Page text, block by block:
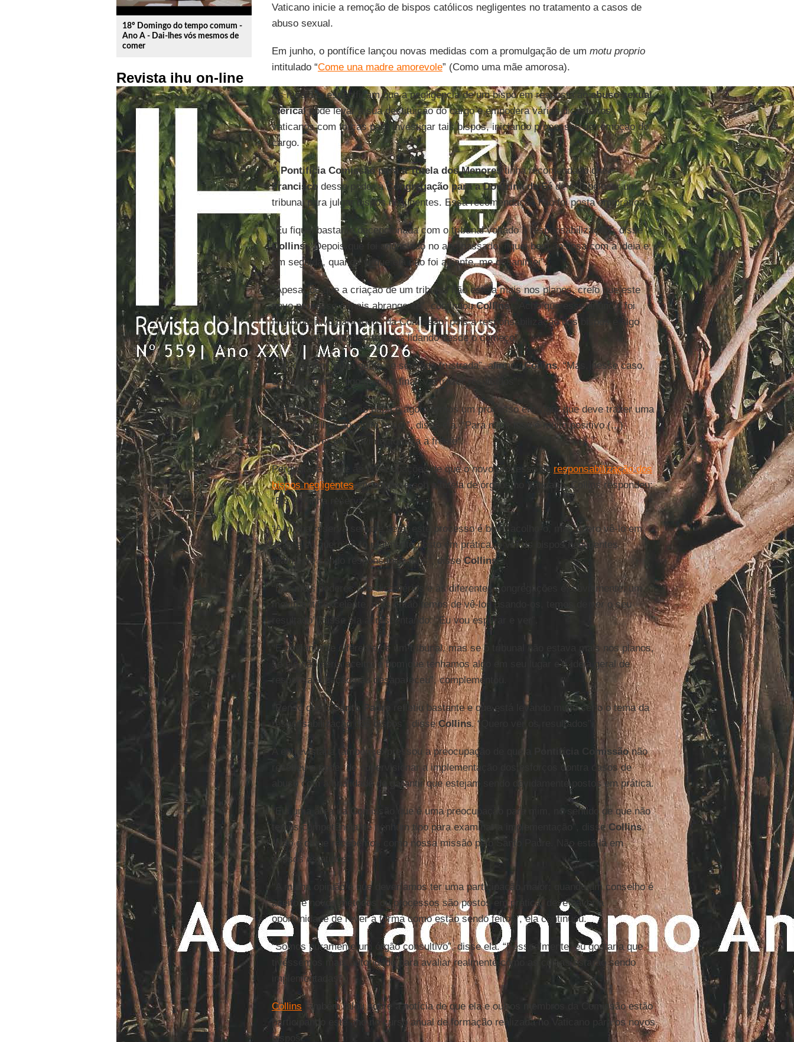
18º Domingo do tempo comum -
Ano A - Dai-lhes vós mesmos de
comer
Revista ihu on-line
Vaticano inicie a remoção de bispos católicos negligentes no tratamento a casos de
abuso sexual.
Em junho, o pontífice lançou novas medidas com a promulgação de um motu proprio
intitulado “Come una madre amorevole” (Como uma mãe amorosa).
As medidas especificam que a negligência de um bispo em resposta aoabuso sexual
clericalpode levar a sua destituição do cargo e empodera vários dicastérios
vaticanos com forças para investigar tais bispos, iniciando processos de remoção do
cargo.
APontifícia Comissão para a Tutela dos Menorestinha recomendado que
Franciscodesse poder àCongregação para a Doutrina da Féde estabelecer um
tribunal para julgar bispos negligentes. Essa recomendação não foi posta em prática.
“Eu fiquei bastante decepcionada com o tribunal voltado à responsabilização”, disse
Collins. “Depois que foi anunciado no ano passado, fiquei bem ansiosa com a ideia e,
em seguida, quando vi que ela não foi adiante, me desanimei”.
“Apesar de que a criação de um tribunal não esteja mais nos planos, creio que este
novo processo é mais abrangente”, continuouCollins. “Acho que esse anúncio foi
muito positivo para todos da Comissão, pois a responsabilização dos bispos é algo
que dissemos que estaríamos lidando desde o começo”.
“Sei que tem muita gente se sentindo frustrada”, afirmouCollins. “Mas, nesse caso,
estamos vendo algo que, no final, vai trazer resultados”.
“Demos conselhos ao papa e agora temos um processo em vigor que deve trazer uma
responsabilização muito maior”, disse ela. “Para mim, isso é muito positivo (...)
Podemos ver um movimento para a frente”.
Perguntada sobre as preocupações de que o novo processo de responsabilização dos
bispos negligentesencontra-se sob a tutela de órgãos no Vaticano, Collins respondeu:
“Eis a minha reserva”.
“A minha reserva sempre será: este processo é bom, acolho-o, mas quero vê-lo em
ação e eu quero vê-lo realmente posto em prática, e ver os bispos negligentes
realmente sendo responsabilizados”, disseCollins.
“Dar mais poderes aos dicastérios e às diferentes congregações é, obviamente, um
movimento excelente, mas então temos de vê-los usando-os, temos de ver o seu
resultado”, disse ela acrescentando: “Eu vou esperar e ver”.
“É obviamente diferente de um tribunal, mas se o tribunal não estava mais nos planos,
se ele não seria aceito, é bom que tenhamos algo em seu lugar e a ideia geral de
responsabilização não desapareceu”, complementou.
“Penso que oSanto Padre
refletiu bastante e que está levando muito sério o tema da
responsabilização dos bispos”, disseCollins. “Quero ver os resultados”.
A entrevistada também expressou a preocupação de que a Pontifícia Comissãonão
recebeu o poder de supervisionar a implementação dos esforços contra casos de
abuso com a finalidade de garantir que estejam sendo devidamente postos em prática.
“Eis uma área da Comissão que é uma preocupação para mim, no sentido de que não
temos competência de nenhum tipo para examinar a implementação”, disseCollins.
“Não é o que recebemos como nossa missão pelo Santo Padre. Não está lá em
nossos estatutos”.
“A minha opinião é que deveríamos ter uma participação maior; quando um conselho é
aceito e novos métodos ou processos são postos em prática, deve haver a
oportunidade de rever a forma como estão sendo feitos”, ela continuou.
“Somos puramente um órgão consultivo”, disse ela. “Pessoalmente, eu gostaria que
tivéssemos mais autoridade para avaliar realmente como as coisas estarão sendo
implementadas”.
Collins também falou sobre a notícia de que ela e outros membros da Comissão estão
participando este ano no curso anual de formação realizada no Vaticano para os novos
bispos.